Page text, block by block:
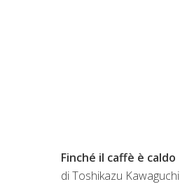
Finché il caffè è caldo
di Toshikazu Kawaguchi